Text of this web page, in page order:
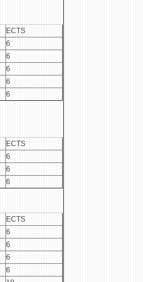
ECTS
6
6
6
6
6
ECTS
6
6
6
ECTS
6
6
6
6